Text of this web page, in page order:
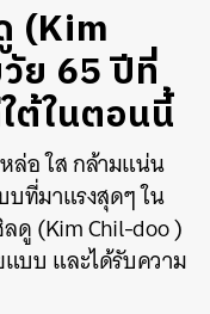
(Kim
ย 65 ปีที่
ต้ในตอนนี้
หล่อใสกล้ามแน่น
บที่มาแรงสุดๆใน
ดู (Kim Chil-doo )
แบบ และได้รับความ